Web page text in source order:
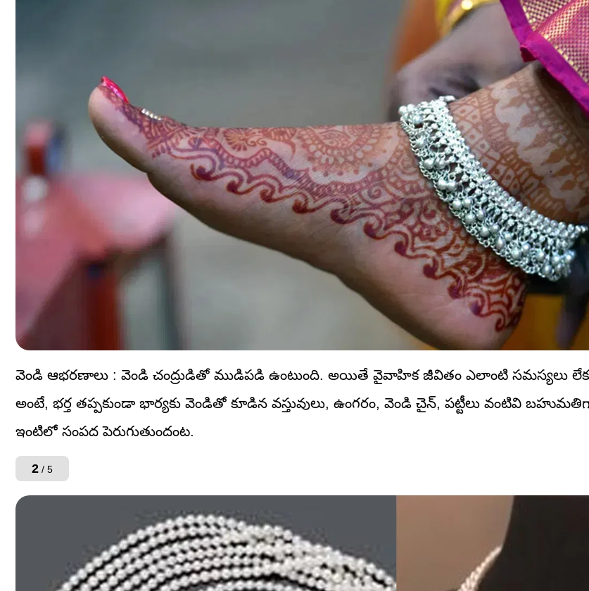
వెండి ఆభరణాలు : వెండి చంద్రుడితో ముడిపడి ఉంటుంది. అయితే వైవాహిక జీవితం ఎలాంటి సమస్యలు
అంటే, భర్త తప్పకుండా భార్యకు వెండితో కూడిన వస్తువులు, ఉంగరం, వెండి చైన్, పట్టీలు వంటివి
ఇంటిలో సంపద పెరుగుతుందంట.
2 / 5